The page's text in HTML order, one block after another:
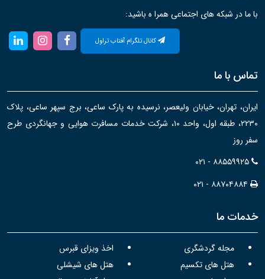
با ما در شبکه های اجتماعی همرا ه باشید:
کانال تلگرام آفتاب تراول
تماس با ما
ایران، تهران، خیابان ولیعصر، نرسیده به پارک ساعی، برج سپهر ساعی، پلاک
۲۲۳۰، طبقه اول، واحد ۱۰، شرکت خدمات مسافرت هوایی و جهانگردی طرح
سفر روز
۰۲۱ - ۸۸۵۵۹۹۲۵
۰۲۱ - ۸۸۷۰۴۸۸۴
خدمات ما
مجله گردشگری
اخذ ویزای قبرس
هتل های تکسیم
هتل های شیشلی